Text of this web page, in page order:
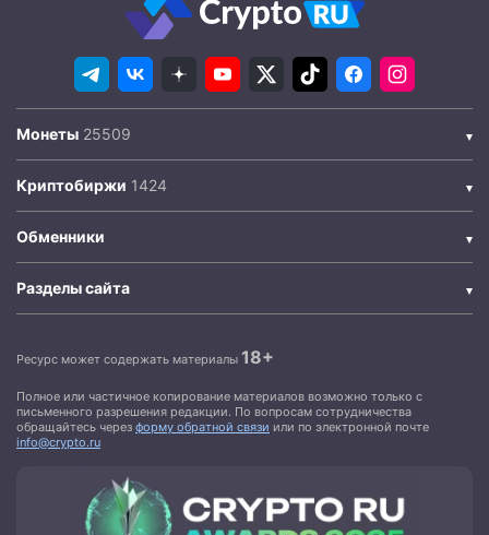
Монеты
Криптобиржи
Обменники
Разделы сайта
Ресурс может содержать материалы 18+
Полное или частичное копирование материалов возможно только с
письменного разрешения редакции. По вопросам сотрудничества
обращайтесь через форму обратной связи или по электронной почте
info@crypto.ru